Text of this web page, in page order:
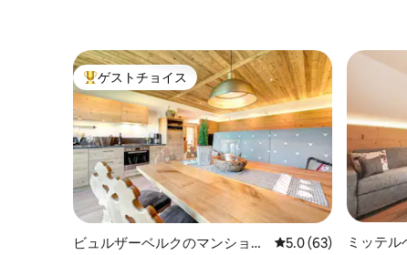
大好評のゲストチョイスです。
ゲストチョイス
ビュルザーベルクのマンショ
レビュー63件、5つ
5.0 (63)
ミッテル